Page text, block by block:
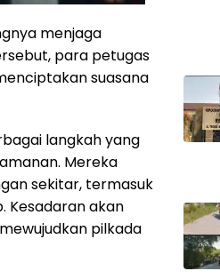
menjaga
para petugas
suasana
langkah yang
Mereka
sekitar, termasuk
Kesadaran akan
pilkada